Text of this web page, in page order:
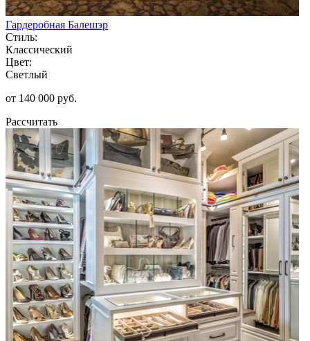
Гардеробная Балешэр
Стиль:
Классический
Цвет:
Светлый
от 140 000 руб.
Рассчитать